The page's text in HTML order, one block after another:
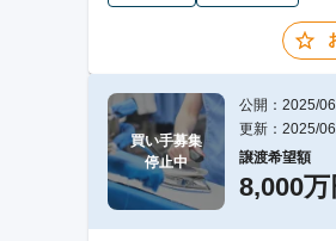
買い手募集
停止中
公開：2025/
更新：2025/
譲渡希望額
8,000万